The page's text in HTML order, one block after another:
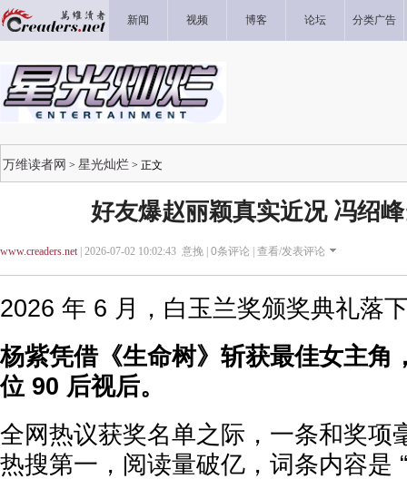
新闻 视频 博客 论坛 分类广告
万维读者网 > 星光灿烂 > 正文
好友爆赵丽颖真实近况 冯绍
www.creaders.net| 2026-07-02 10:02:43 意挽 | 0条评论 | 查看/发表评论
2026 年 6 月，白玉兰奖颁奖典礼落
杨紫凭借《生命树》斩获最佳女主角
位 90 后视后。
全网热议获奖名单之际，一条和奖项
热搜第一，阅读量破亿，词条内容是